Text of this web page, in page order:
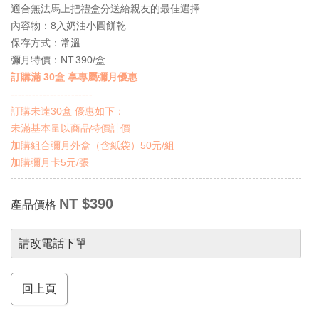
適合無法馬上把禮盒分送給親友的最佳選擇
內容物：8入奶油小圓餅乾
保存方式：常溫
彌月特價：NT.390/盒
訂購滿 30盒 享專屬彌月優惠
-----------------------
訂購未達30盒 優惠如下：
未滿基本量以商品特價計價
加購組合彌月外盒（含紙袋）50元/組
加購彌月卡5元/張
產品價格 NT $390
請改電話下單
回上頁